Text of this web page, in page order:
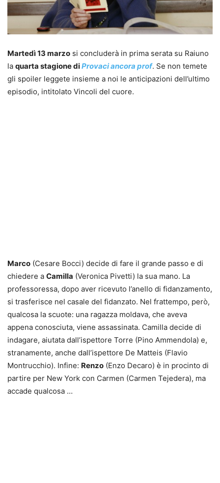
Martedì 13 marzo si concluderà in prima serata su Raiuno
la quarta stagione diProvaci ancora prof. Se non temete
gli spoiler leggete insieme a noi le anticipazioni dell’ultimo
episodio, intitolato Vincoli del cuore.
Marco (Cesare Bocci) decide di fare il grande passo e di
chiedere a Camilla (Veronica Pivetti) la sua mano. La
professoressa, dopo aver ricevuto l’anello di fidanzamento,
si trasferisce nel casale del fidanzato. Nel frattempo, però,
qualcosa la scuote: una ragazza moldava, che aveva
appena conosciuta, viene assassinata. Camilla decide di
indagare, aiutata dall’ispettore Torre (Pino Ammendola) e,
stranamente, anche dall’ispettore De Matteis (Flavio
Montrucchio). Infine: Renzo (Enzo Decaro) è in procinto di
partire per New York con Carmen (Carmen Tejedera), ma
accade qualcosa …